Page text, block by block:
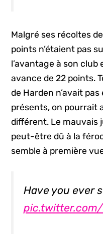
Malgré ses récoltes
points n’étaient pas
l’avantage à son
avance de 22 points.
de Harden n’avait
présents, on pourrait
différent. Le mauvais
peut-être dû à la
semble à première
Have you ever
pic.twitter.com/